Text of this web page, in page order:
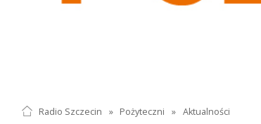
Radio Szczecin » Pożyteczni » Aktualności